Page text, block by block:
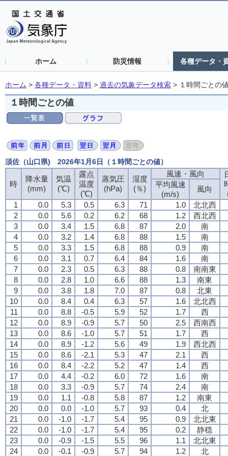
ホーム 防災情報 各種データ・
ホーム > 各種データ・資料 > 過去の気象データ検索 > １時間ごとの
１時間ごとの値
須佐（山口県) 2026年1月6日（１時間ごとの値）
時
降水量
(mm)
気温
(℃)
露点
温度
(℃)
蒸気圧
(hPa)
湿度
(％)
風速・風向
平均風速
(m/s)
風向
1
0.0 5.3 0.5 6.3 71 1.0
北北西
2
0.0 5.6 0.2 6.2 68 1.2
西北西
3
0.0 3.4 1.5 6.8 87 2.0
南
4
0.0 3.2 1.4 6.8 88 1.5
南
5
0.0 3.3 1.5 6.8 88 0.9
南
6
0.0 3.1 0.7 6.4 84 1.6
南
7
0.0 2.3 0.5 6.3 88 0.8
南南東
8
0.0 2.8 1.0 6.6 88 1.3
南東
9
0.0 3.8 1.8 7.0 87 0.8
北東
10
0.0 8.4 0.4 6.3 57 1.6
北北西
11
0.0 8.8 -0.5 5.9 52 1.7
西
12
0.0 8.9 -0.9 5.7 50 2.5
西南西
13
0.0 8.6 -1.0 5.7 51 1.7
西
14
0.0 8.9 -1.2 5.6 49 1.9
西北西
15
0.0 8.6 -2.1 5.3 47 2.1
西
16
0.0 8.4 -2.2 5.2 47 1.4
西
17
0.0 4.4 -0.2 6.0 72 1.6
南
18
0.0 3.3 -0.9 5.7 74 2.4
南
19
0.0 1.1 -0.8 5.8 87 1.2
南東
20
0.0 0.0 -1.0 5.7 93 0.4
北
21
0.0 -1.0 -1.7 5.4 95 0.9
北北東
22
0.0 -1.0 -1.7 5.4 95 0.2
静穏
23
0.0 -0.9 -1.5 5.5 96 1.1
北北東
24
0.0 -0.1 -0.9 5.7 94 1.2 北